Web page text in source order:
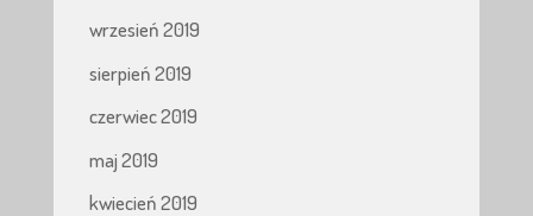
wrzesień 2019
sierpień 2019
czerwiec 2019
maj 2019
kwiecień 2019